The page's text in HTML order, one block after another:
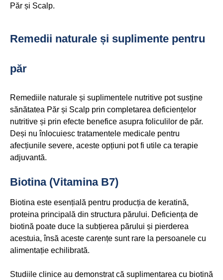
Păr și Scalp.
Remedii naturale și suplimente pentru
păr
Remediile naturale și suplimentele nutritive pot susține
sănătatea Păr și Scalp prin completarea deficiențelor
nutritive și prin efecte benefice asupra foliculilor de păr.
Deși nu înlocuiesc tratamentele medicale pentru
afecțiunile severe, aceste opțiuni pot fi utile ca terapie
adjuvantă.
Biotina (Vitamina B7)
Biotina este esențială pentru producția de keratină,
proteina principală din structura părului. Deficiența de
biotină poate duce la subțierea părului și pierderea
acestuia, însă aceste carențe sunt rare la persoanele cu
alimentație echilibrată.
Studiile clinice au demonstrat că suplimentarea cu biotină